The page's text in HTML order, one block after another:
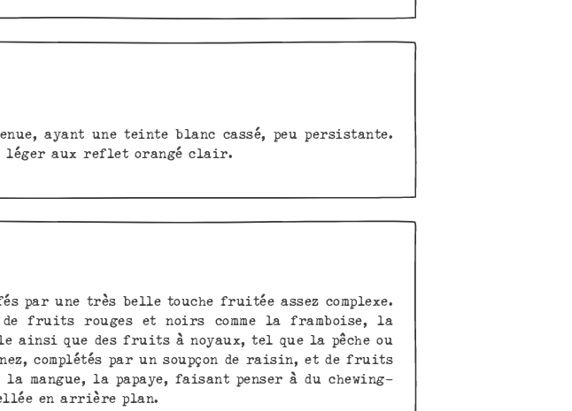
ayant une teinte blanc cassé, peu persistante.
léger aux reflet orangé clair.
par une très belle touche fruitée assez complexe.
fruits rouges et noirs comme la framboise, la
que des fruits à noyaux, tel que la pêche ou
complétés par un soupçon de raisin, et de fruits
la mangue, la papaye, faisant penser à du chewing-
en arrière plan.